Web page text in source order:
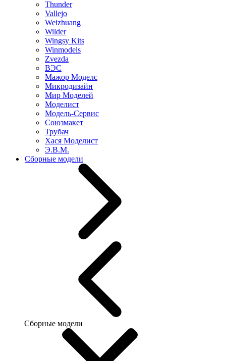
Thunder
Vallejo
Weizhuang
Wilder
Wingsy Kits
Winmodels
Zvezda
ВЭС
Мажор Моделс
Микродизайн
Мир Моделей
Моделист
Модель-Сервис
Союзмакет
Трубач
Хася Моделист
Э.В.М.
Сборные модели
Сборные модели